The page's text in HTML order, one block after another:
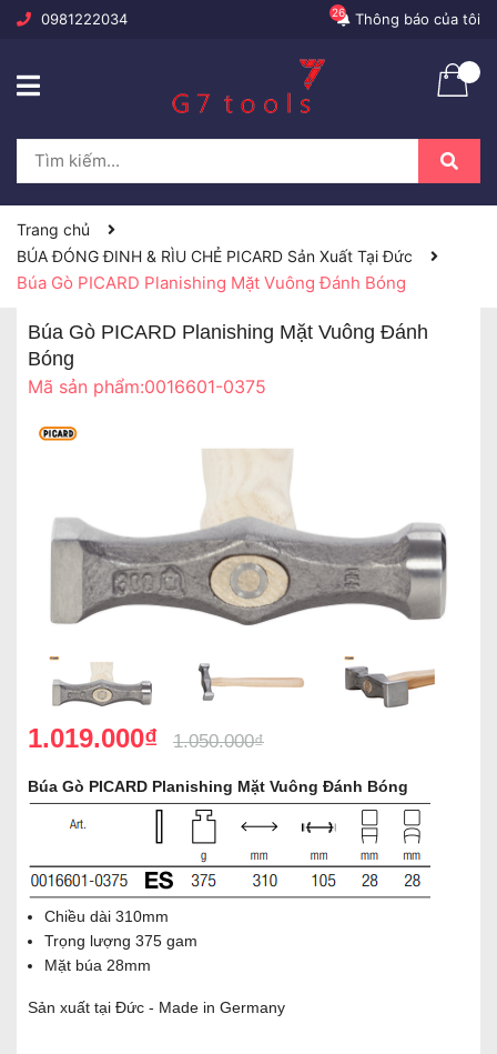
0981222034 Thông báo của tôi
26
Trang chủ
BÚA ĐÓNG ĐINH & RÌU CHẺ PICARD Sản Xuất Tại Đức
Búa Gò PICARD Planishing Mặt Vuông Đánh Bóng
Búa Gò PICARD Planishing Mặt Vuông Đánh
Bóng
Mã sản phẩm:0016601-0375
1.019.000₫ 1.050.000₫
Búa Gò PICARD Planishing Mặt Vuông Đánh Bóng
Chiều dài 310mm
Trọng lượng 375 gam
Mặt búa 28mm
Sản xuất tại Đức - Made in Germany